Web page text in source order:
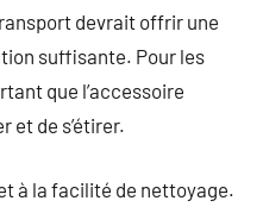
devrait offrir une
suffisante. Pour les
que l’accessoire
et de s’étirer.
à la facilité de nettoyage.